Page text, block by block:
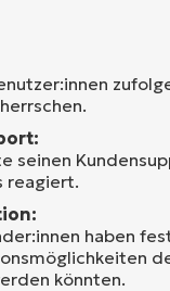
seinen
reagiert.
haben
könnten.